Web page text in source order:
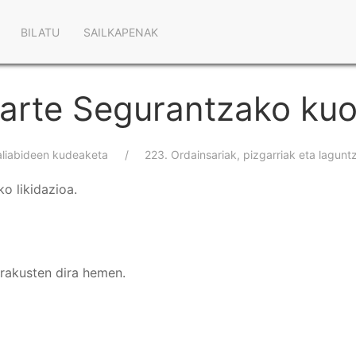
BILATU SAILKAPENAK
Segurantzako
kudeaketa 223. Ordainsariak, pizgarriak eta
likidazioa.
dira hemen.